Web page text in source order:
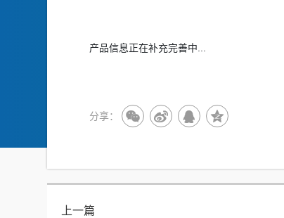
产品信息正在补充完善中...
分享：
上一篇